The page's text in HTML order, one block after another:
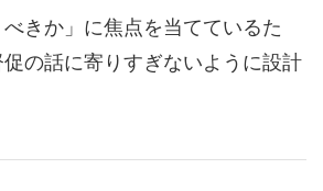
べきか」に焦点を当てているた
の話に寄りすぎないように設計